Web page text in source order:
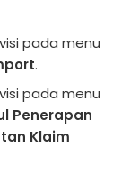
pada menu
.
pada menu
Penerapan
Klaim